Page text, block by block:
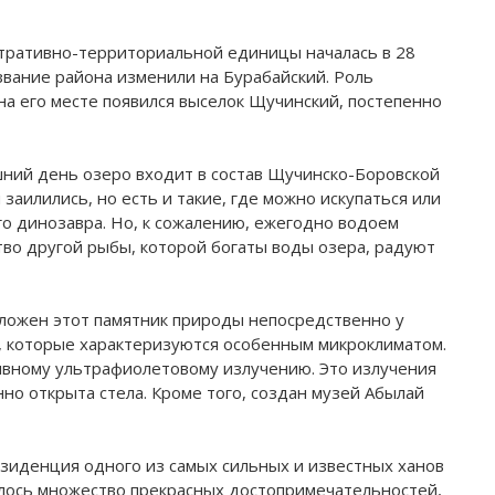
территориальной единицы началась в 28
района изменили на Бурабайский. Роль
его месте появился выселок Щучинский, постепенно
день озеро входит в состав Щучинско-Боровской
но есть и такие, где можно искупаться или
динозавра. Но, к сожалению, ежегодно водоем
другой рыбы, которой богаты воды озера, радуют
этот памятник природы непосредственно у
характеризуются особенным микроклиматом.
ультрафиолетовому излучению. Это излучения
открыта стела. Кроме того, создан музей Абылай
одного из самых сильных и известных ханов
множество прекрасных достопримечательностей,